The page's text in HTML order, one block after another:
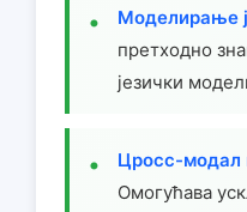
Моделирање
претходно
језички
Цросс-модал
Омогућава